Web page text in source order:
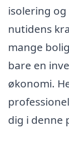
isolering
nutidens
mange
bare en
økonomi.
dig i denne